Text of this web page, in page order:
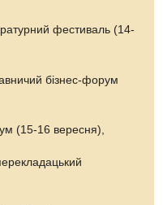
фестиваль (14-
бізнес-форум
(15-16 вересня),